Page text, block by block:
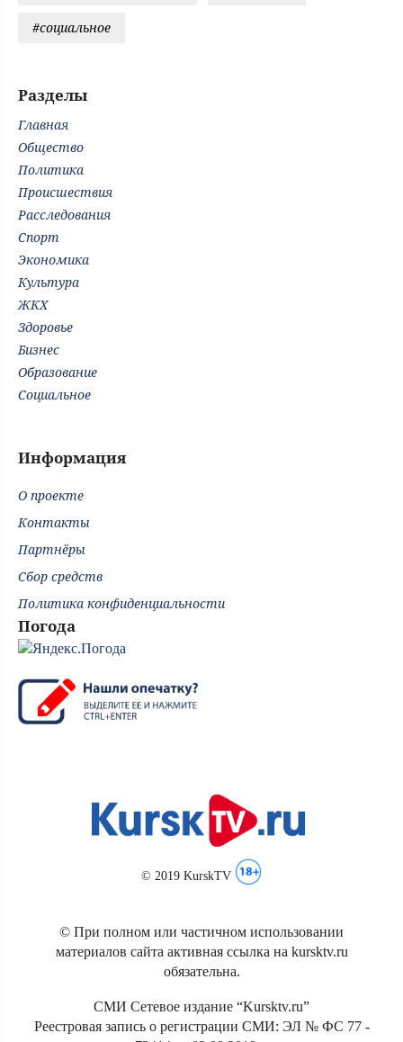
#социальное
Разделы
Главная
Общество
Политика
Происшествия
Расследования
Спорт
Экономика
Культура
ЖКХ
Здоровье
Бизнес
Образование
Социальное
Информация
О проекте
Контакты
Партнёры
Сбор средств
Политика конфиденциальности
Погода
© 2019 KurskTV
© При полном или частичном использовании
материалов сайта активная ссылка на kursktv.ru
обязательна.
СМИ Сетевое издание “Kursktv.ru”
Реестровая запись о регистрации СМИ: ЭЛ № ФС 77 -